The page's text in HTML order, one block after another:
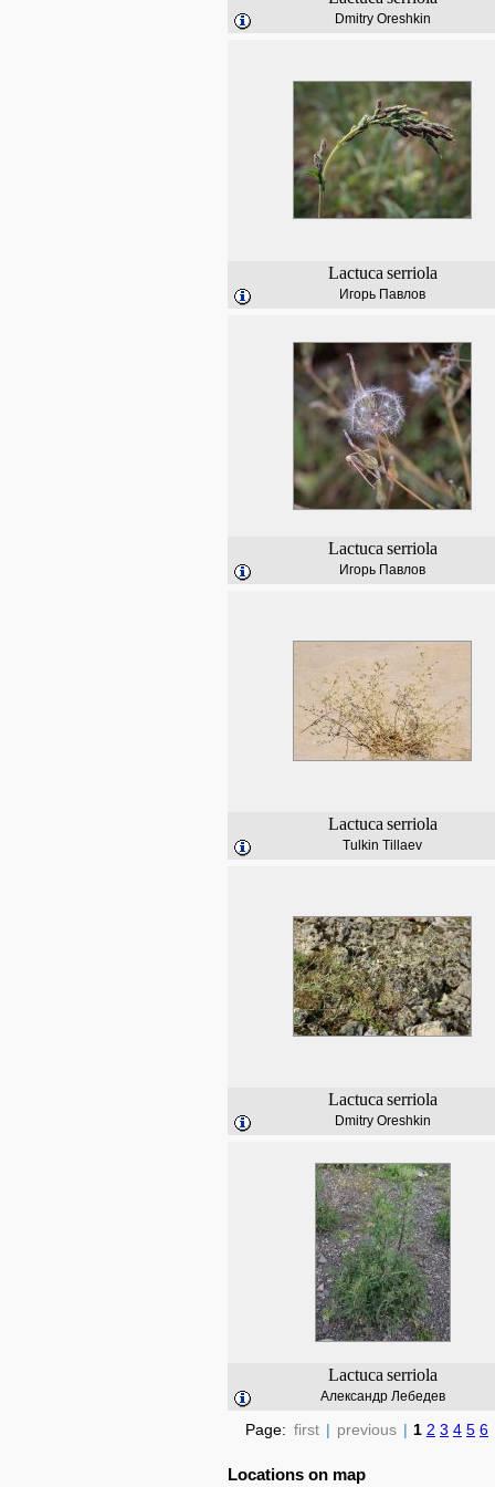
Dmitry Oreshkin
Lactuca serriola
Игорь Павлов
Lactuca serriola
Игорь Павлов
Lactuca serriola
Tulkin Tillaev
Lactuca serriola
Dmitry Oreshkin
Lactuca serriola
Александр Лебедев
Page: first | previous | 1 2 3 4 5 6
Locations on map